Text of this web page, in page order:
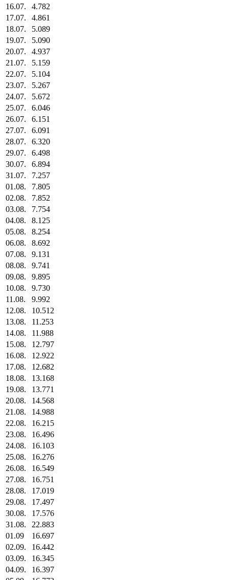
16.07.
4.782
17.07.
4.861
18.07.
5.089
19.07.
5.090
20.07.
4.937
21.07.
5.159
22.07.
5.104
23.07.
5.267
24.07.
5.672
25.07.
6.046
26.07.
6.151
27.07.
6.091
28.07.
6.320
29.07.
6.498
30.07.
6.894
31.07.
7.257
01.08.
7.805
02.08.
7.852
03.08.
7.754
04.08.
8.125
05.08.
8.254
06.08.
8.692
07.08.
9.131
08.08.
9.741
09.08.
9.895
10.08.
9.730
11.08.
9.992
12.08.
10.512
13.08.
11.253
14.08.
11.988
15.08.
12.797
16.08.
12.922
17.08.
12.682
18.08.
13.168
19.08.
13.771
20.08.
14.568
21.08.
14.988
22.08.
16.215
23.08.
16.496
24.08.
16.103
25.08.
16.276
26.08.
16.549
27.08.
16.751
28.08.
17.019
29.08.
17.497
30.08.
17.576
31.08.
22.883
01.09
16.697
02.09.
16.442
03.09.
16.345
04.09.
16.397